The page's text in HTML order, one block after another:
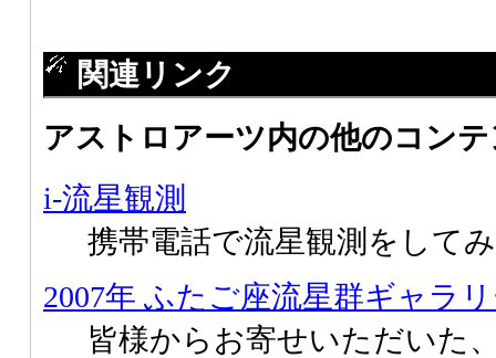
関連リンク
アストロアーツ内の他のコン
i-流星観測
携帯電話で流星観測をして
2007年 ふたご座流星群ギャラ
皆様からお寄せいただいた